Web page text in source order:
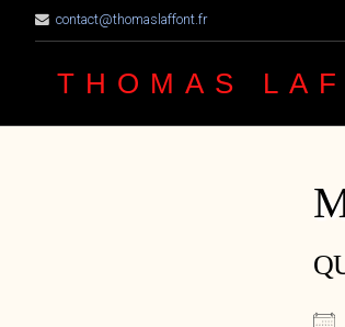
contact@thomaslaffont.fr
THOMAS